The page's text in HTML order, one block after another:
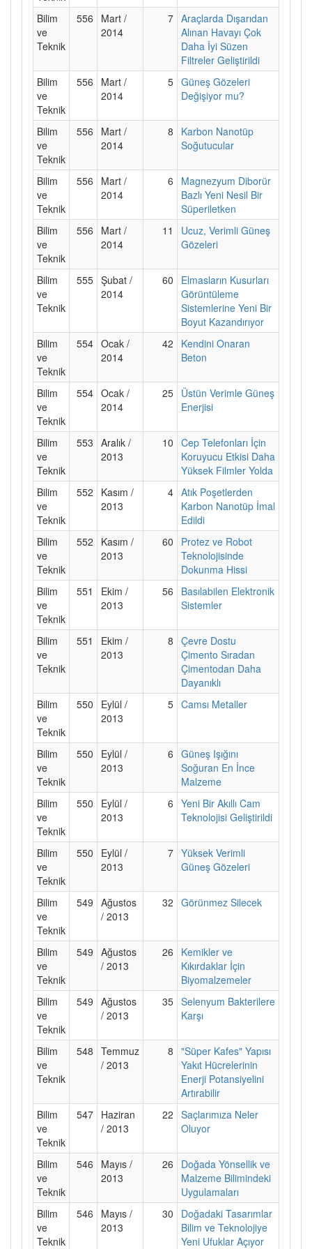
Bilim
ve
Teknik
556
Mart /
2014
7 Araçlarda Dışarıdan
Alınan Havayı Çok
Daha İyi Süzen
Filtreler Geliştirildi
Bilim
ve
Teknik
556
Mart /
2014
5 Güneş Gözeleri
Değişiyor mu?
Bilim
ve
Teknik
556
Mart /
2014
8
Karbon Nanotüp
Soğutucular
Bilim
ve
Teknik
556
Mart /
2014
6
Magnezyum Diborür
Bazlı Yeni Nesil Bir
Süperiletken
Bilim
ve
Teknik
556
Mart /
2014
11
Ucuz, Verimli Güneş
Gözeleri
Bilim
ve
Teknik
555 Şubat /
2014
60
Elmasların Kusurları
Görüntüleme
Sistemlerine Yeni Bir
Boyut Kazandırıyor
Bilim
ve
Teknik
554 Ocak /
2014
42
Kendini Onaran
Beton
Bilim
ve
Teknik
554 Ocak /
2014
25 Üstün Verimle Güneş
Enerjisi
Bilim
ve
Teknik
553 Aralık /
2013
10 Cep Telefonları İçin
Koruyucu Etkisi Daha
Yüksek Filmler Yolda
Bilim
ve
Teknik
552
Kasım /
2013
4 Atık Poşetlerden
Karbon Nanotüp İmal
Edildi
Bilim
ve
Teknik
552
Kasım /
2013
60
Protez ve Robot
Teknolojisinde
Dokunma Hissi
Bilim
ve
Teknik
551
Ekim /
2013
56
Basılabilen Elektronik
Sistemler
Bilim
ve
Teknik
551
Ekim /
2013
8 Çevre Dostu
Çimento Sıradan
Çimentodan Daha
Dayanıklı
Bilim
ve
Teknik
550
Eylül /
2013
5 Camsı Metaller
Bilim
ve
Teknik
550
Eylül /
2013
6 Güneş Işığını
Soğuran En İnce
Malzeme
Bilim
ve
Teknik
550
Eylül /
2013
6 Yeni Bir Akıllı Cam
Teknolojisi Geliştirildi
Bilim
ve
Teknik
550
Eylül /
2013
7 Yüksek Verimli
Güneş Gözeleri
Bilim
ve
Teknik
549 Ağustos
/ 2013
32 Görünmez Silecek
Bilim
ve
Teknik
549 Ağustos
/ 2013
26
Kemikler ve
Kıkırdaklar İçin
Biyomalzemeler
Bilim
ve
Teknik
549 Ağustos
/ 2013
35 Selenyum Bakterilere
Karşı
Bilim
ve
Teknik
548 Temmuz
/ 2013
8 "Süper Kafes" Yapısı
Yakıt Hücrelerinin
Enerji Potansiyelini
Artırabilir
Bilim
ve
Teknik
547 Haziran
/ 2013
22 Saçlarımıza Neler
Oluyor
Bilim
ve
Teknik
546
Mayıs /
2013
26
Doğada Yönsellik ve
Malzeme Bilimindeki
Uygulamaları
Bilim
ve
Teknik
546
Mayıs /
2013
30
Doğadaki Tasarımlar
Bilim ve Teknolojiye
Yeni Ufuklar Açıyor